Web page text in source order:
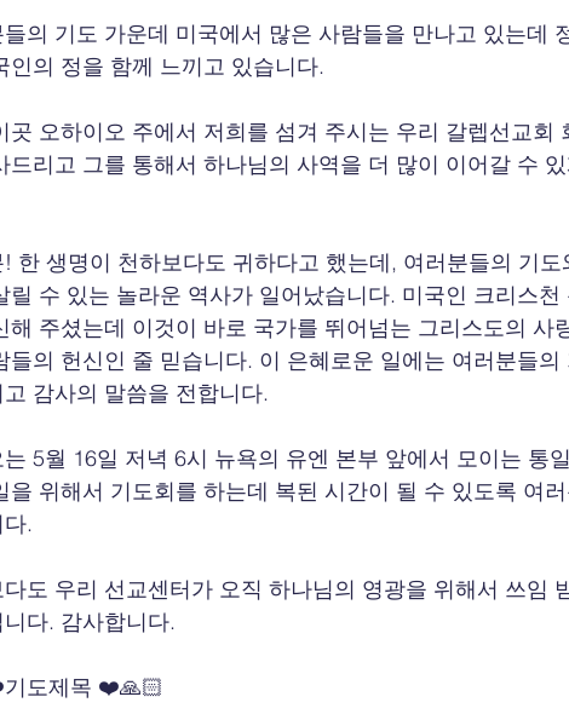
의 기도 가운데 미국에서 많은 사람들을 만나고 있는데
인의 정을 함께 느끼고 있습니다.
곳 오하이오 주에서 저희를 섬겨 주시는 우리 갈렙선교회
드리고 그를 통해서 하나님의 사역을 더 많이 이어갈 수
한 생명이 천하보다도 귀하다고 했는데, 여러분들의 기도
릴 수 있는 놀라운 역사가 일어났습니다. 미국인 크리스
해 주셨는데 이것이 바로 국가를 뛰어넘는 그리스도의 사
들의 헌신인 줄 믿습니다. 이 은혜로운 일에는 여러분들의
감사의 말씀을 전합니다.
5월 16일 저녁 6시 뉴욕의 유엔 본부 앞에서 모이는 통
을 위해서 기도회를 하는데 복된 시간이 될 수 있도록 여
.
도 우리 선교센터가 오직 하나님의 영광을 위해서 쓰임
니다. 감사합니다.
도제목 ❤️🙏🏻